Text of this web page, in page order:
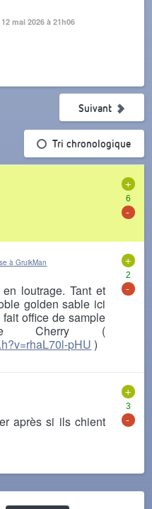
mai 2026 à 21h06
Tri chronologique
Suivant
+
6
-
+
2
-
à GruikMan
loutrage. Tant et
golden sable ici
office de sample
Cherry (
pHU )
+
3
-
après si ils chient